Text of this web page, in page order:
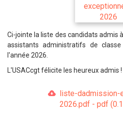
Ci-jointe la liste des candidats admis
assistants administratifs de
l'année 2026.
L'USACcgt félicite les heureux admis !
liste-dadmission-
2026.pdf - pdf